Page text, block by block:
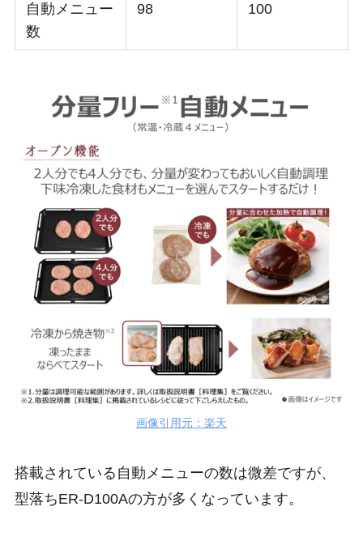
自動メニュー
数
98 100
画像引用元：楽天
搭載されている自動メニューの数は微差ですが、
型落ちER-D100Aの方が多くなっています。